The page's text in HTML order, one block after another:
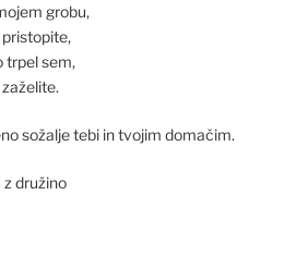
grobu,
trpel sem,
sožalje tebi in tvojim domačim.
družino